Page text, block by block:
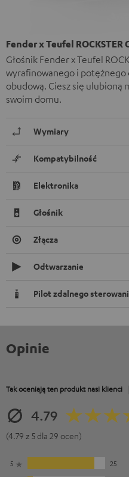
Fender x Teufel ROCKSTER
Głośnik Fender x Teufel
wyrafinowanego i potężnego
obudową. Ciesz się ulubioną
swoim domu.
Wymiary
Kompatybilność
Elektronika
Głośnik
Złącza
Odtwarzanie
Pilot zdalnego
Opinie
Tak oceniają ten produkt nasi klienci
4.79
(4.79 z 5 dla 29 ocen)
5
25